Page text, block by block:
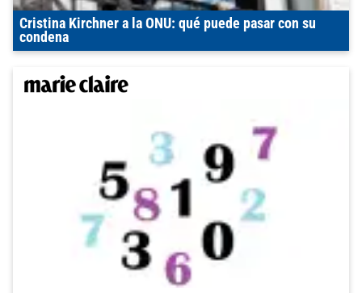
Cristina Kirchner a la ONU: qué puede pasar con su
condena